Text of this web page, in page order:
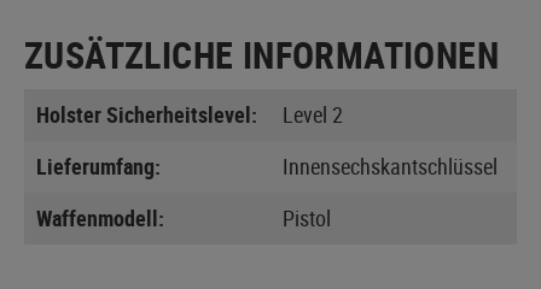
ZUSÄTZLICHE INFORMATIONEN
Holster Sicherheitslevel:
Level 2
Lieferumfang:
Innensechskantschlüssel
Waffenmodell:
Pistol